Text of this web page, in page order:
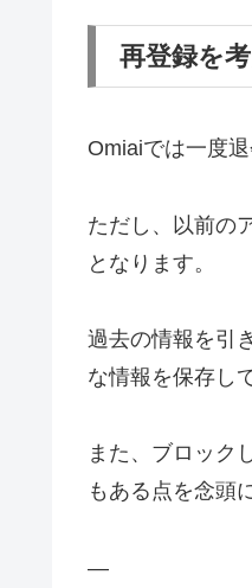
再登録を
Omiaiでは一度
ただし、以前の
となります。
過去の情報を引
な情報を保存し
また、ブロック
もある点を念頭
—